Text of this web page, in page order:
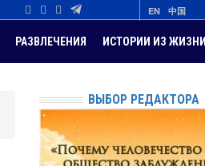
EN 中国
РАЗВЛЕЧЕНИЯ ИСТОРИИ ИЗ ЖИЗНИ
ВЫБОР РЕДАКТОРА